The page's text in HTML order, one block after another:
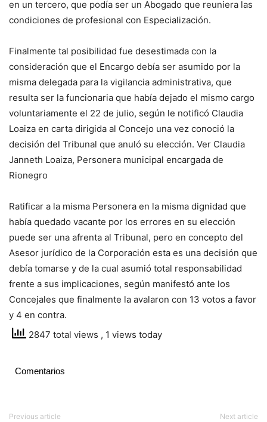
en un tercero, que podía ser un Abogado que reuniera las
condiciones de profesional con Especialización.
Finalmente tal posibilidad fue desestimada con la
consideración que el Encargo debía ser asumido por la
misma delegada para la vigilancia administrativa, que
resulta ser la funcionaria que había dejado el mismo cargo
voluntariamente el 22 de julio, según le notificó Claudia
Loaiza en carta dirigida al Concejo una vez conoció la
decisión del Tribunal que anuló su elección. Ver Claudia
Janneth Loaiza, Personera municipal encargada de
Rionegro
Ratificar a la misma Personera en la misma dignidad que
había quedado vacante por los errores en su elección
puede ser una afrenta al Tribunal, pero en concepto del
Asesor jurídico de la Corporación esta es una decisión que
debía tomarse y de la cual asumió total responsabilidad
frente a sus implicaciones, según manifestó ante los
Concejales que finalmente la avalaron con 13 votos a favor
y 4 en contra.
2847 total views , 1 views today
Comentarios
Previous article Next article